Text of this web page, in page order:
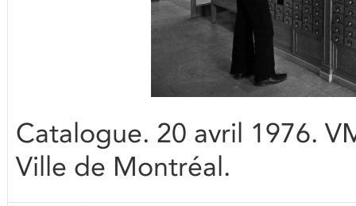
Catalogue. 20 avril 1976.
Ville de Montréal.